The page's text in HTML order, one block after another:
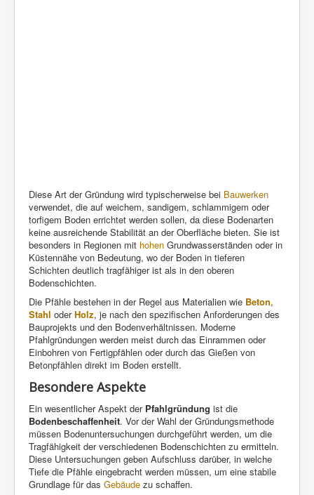
Diese Art der Gründung wird typischerweise bei Bauwerken
verwendet, die auf weichem, sandigem, schlammigem oder
torfigem Boden errichtet werden sollen, da diese Bodenarten
keine ausreichende Stabilität an der Oberfläche bieten. Sie ist
besonders in Regionen mit hohen Grundwasserständen oder in
Küstennähe von Bedeutung, wo der Boden in tieferen
Schichten deutlich tragfähiger ist als in den oberen
Bodenschichten.
Die Pfähle bestehen in der Regel aus Materialien wie Beton,
Stahl oderHolz, je nach den spezifischen Anforderungen des
Bauprojekts und den Bodenverhältnissen. Moderne
Pfahlgründungen werden meist durch das Einrammen oder
Einbohren von Fertigpfählen oder durch das Gießen von
Betonpfählen direkt im Boden erstellt.
Besondere Aspekte
Ein wesentlicher Aspekt der Pfahlgründung ist die
Bodenbeschaffenheit. Vor der Wahl der Gründungsmethode
müssen Bodenuntersuchungen durchgeführt werden, um die
Tragfähigkeit der verschiedenen Bodenschichten zu ermitteln.
Diese Untersuchungen geben Aufschluss darüber, in welche
Tiefe die Pfähle eingebracht werden müssen, um eine stabile
Grundlage für das Gebäude zu schaffen.